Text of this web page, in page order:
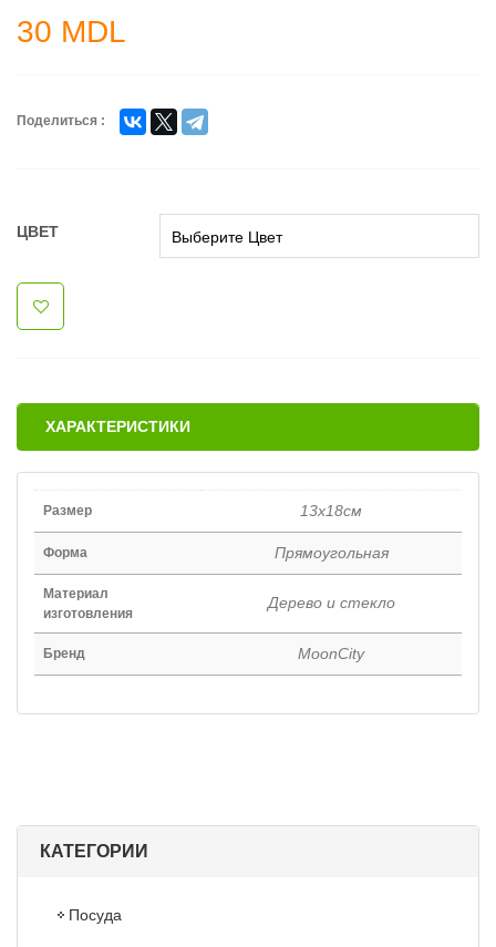
КАТЕГОРИИ
Посуда
30 MDL
Поделиться :
ЦВЕТ
ХАРАКТЕРИСТИКИ
Размер 13х18см
Форма Прямоугольная
Материал
изготовления
Дерево и стекло
Бренд MoonCity